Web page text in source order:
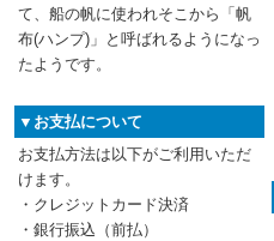
て、船の帆に使われそこから「帆
布(ハンプ)」と呼ばれるようになっ
たようです。
▼お支払について
お支払方法は以下がご利用いただ
けます。
・クレジットカード決済
・銀行振込（前払）